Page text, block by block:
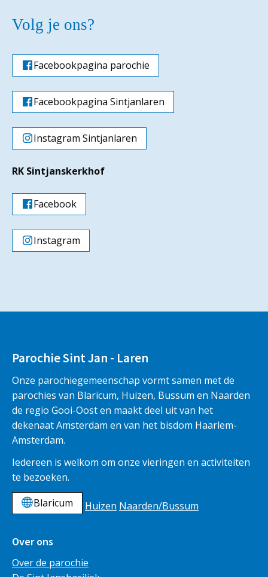
Volg je ons?
Facebookpagina parochie
Facebookpagina Sintjanlaren
Instagram Sintjanlaren
RK Sintjanskerkhof
Facebook
Instagram
Parochie Sint Jan - Laren
Onze parochiegemeenschap vormt samen met de
parochies van Blaricum, Huizen, Bussum en Naarden
de regio Gooi-Oost en maakt deel uit van het
dekenaat Amsterdam en van het bisdom Haarlem-
Amsterdam.
Iedereen is welkom om onze vieringen en activiteiten
te bezoeken.
Blaricum
Huizen Naarden/Bussum
Over ons
Over de parochie